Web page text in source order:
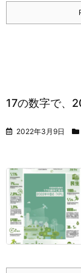
17の数字で、
2022年3月9日